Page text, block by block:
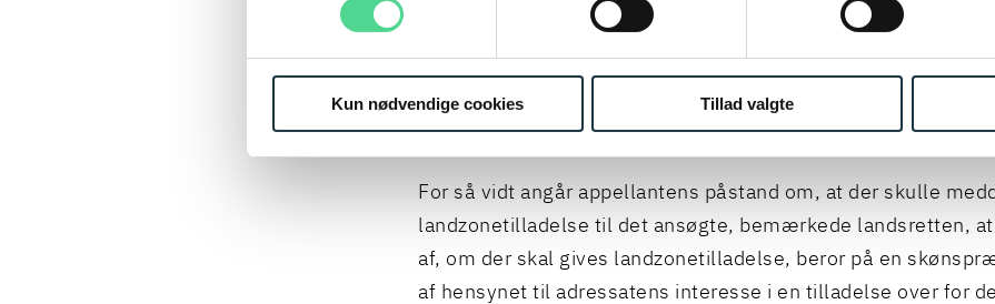
Kun nødvendige cookies Tillad valgte
landsretten fandt, at påstanden i realiteten indebar en
gyldigheden af lokalplanen fra 2002. Da sagen først var
For så vidt angår appellantens påstand om, at der skulle
landzonetilladelse til det ansøgte, bemærkede landsretten,
af, om der skal gives landzonetilladelse, beror på en
af hensynet til adressatens interesse i en tilladelse over for